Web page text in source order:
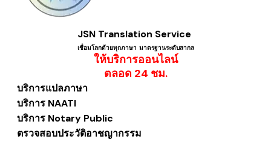
JSN Translation Service
เชื่อมโลกด้วยทุกภาษา ​มาตรฐานระดับสากล
ให้บริการออนไลน์
​ตลอด 24 ชม.
บริการแปลภาษา
บริการ NAATI
บริการ Notary Public
ตรวจสอบประวัติอาชญากรรม